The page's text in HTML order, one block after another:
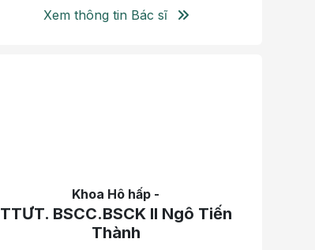
Xem thông tin Bác sĩ
Khoa Hô hấp -
TTƯT. BSCC.BSCK II Ngô Tiến
Thành